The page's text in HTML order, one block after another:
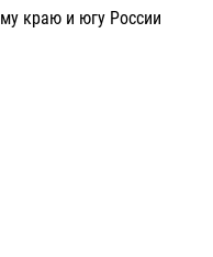
краю и югу России